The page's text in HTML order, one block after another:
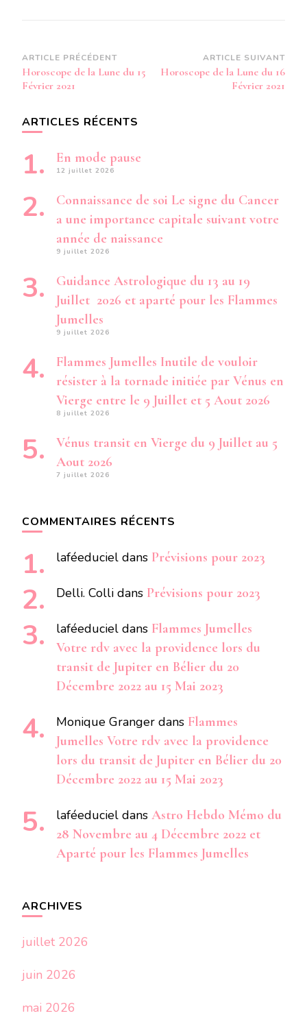
Navigation
d’article
ARTICLE PRÉCÉDENT
Horoscope de la Lune du 15
Février 2021
ARTICLE SUIVANT
Horoscope de la Lune du 16
Février 2021
ARTICLES RÉCENTS
En mode pause
12 juillet 2026
Connaissance de soi Le signe du Cancer
a une importance capitale suivant votre
année de naissance
9 juillet 2026
Guidance Astrologique du 13 au 19
Juillet 2026 et aparté pour les Flammes
Jumelles
9 juillet 2026
Flammes Jumelles Inutile de vouloir
résister à la tornade initiée par Vénus en
Vierge entre le 9 Juillet et 5 Aout 2026
8 juillet 2026
Vénus transit en Vierge du 9 Juillet au 5
Aout 2026
7 juillet 2026
COMMENTAIRES RÉCENTS
laféeduciel dans Prévisions pour 2023
Delli. Colli dans Prévisions pour 2023
laféeduciel dans Flammes Jumelles
Votre rdv avec la providence lors du
transit de Jupiter en Bélier du 20
Décembre 2022 au 15 Mai 2023
Monique Granger dans Flammes
Jumelles Votre rdv avec la providence
lors du transit de Jupiter en Bélier du 20
Décembre 2022 au 15 Mai 2023
laféeduciel dans Astro Hebdo Mémo du
28 Novembre au 4 Décembre 2022 et
Aparté pour les Flammes Jumelles
ARCHIVES
juillet 2026
juin 2026
mai 2026